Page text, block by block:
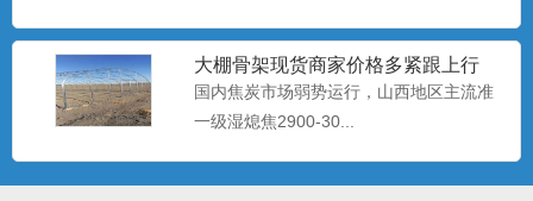
大棚骨架​现货商家价格多紧跟上行
国内焦炭市场弱势运行，山西地区主流准
一级湿熄焦2900-30...
大棚配件厂
大棚配件主要有栽种槽、供水系统、温控
系统、辅助照明系统和温度...